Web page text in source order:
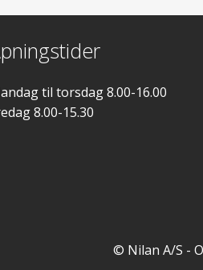
til torsdag 8.00-16.00
8.00-15.30
© Nilan A/S -